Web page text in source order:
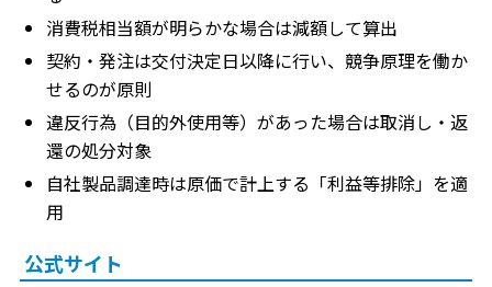
消費税相当額が明らかな場合は減額して算出
契約・発注は交付決定日以降に行い、競争原理を働か
せるのが原則
違反行為（目的外使用等）があった場合は取消し・返
還の処分対象
自社製品調達時は原価で計上する「利益等排除」を適
用
公式サイト